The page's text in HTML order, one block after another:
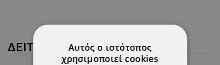
ΔΕΊΤΕ ΠΕΡΙΣΣΌΤΕΡΑ
Αυτός ο ιστότοπος
χρησιμοποιεί cookies